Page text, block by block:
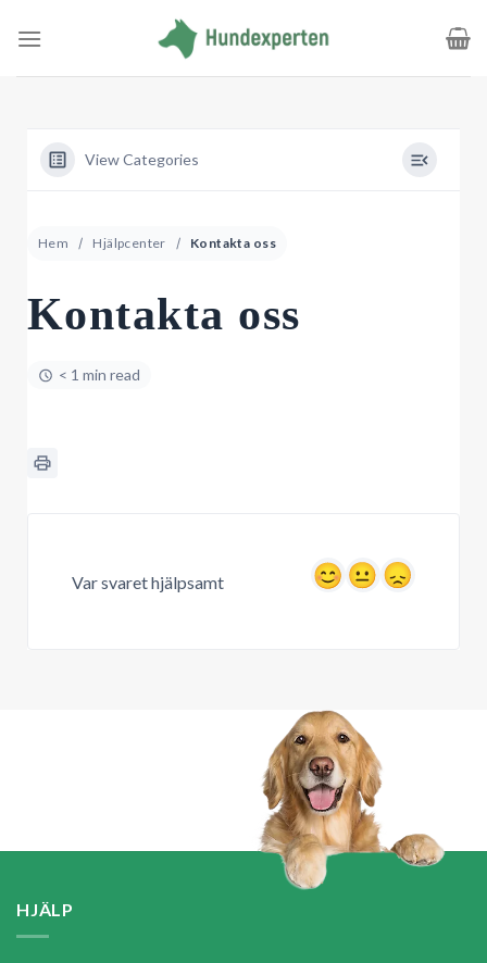
View Categories
Hem Hjälpcenter Kontakta oss
Kontakta oss
< 1 min read
Var svaret hjälpsamt
HJÄLP